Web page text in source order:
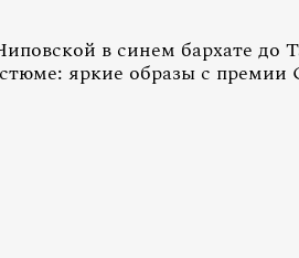
в синем бархате до
яркие образы с премии